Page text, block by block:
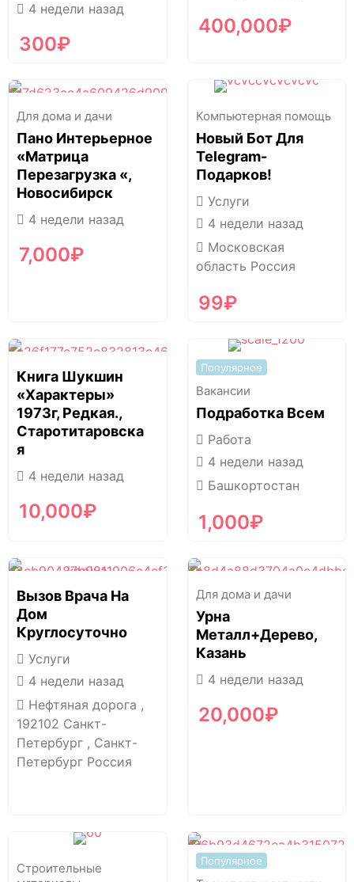
4 недели назад
300₽
400,000₽
Для дома и дачи
Пано Интерьерное
«Матрица
Перезагрузка «,
Новосибирск
4 недели назад
7,000₽
Компьютерная помощь
Новый Бот Для
Telegram-
Подарков!
Услуги
4 недели назад
Московская
область Россия
99₽
Книга Шукшин
«Характеры»
1973г, Редкая.,
Старотитаровска
Я
4 недели назад
10,000₽
Популярное
Вакансии
Подработка Всем
Работа
4 недели назад
Башкортостан
1,000₽
Вызов Врача На
Дом
Круглосуточно
Услуги
4 недели назад
Нефтяная дорога ,
192102 Санкт-
Петербург , Санкт-
Петербург Россия
Для дома и дачи
Урна
Металл+дерево,
Казань
4 недели назад
20,000₽
Строительные
Популярное